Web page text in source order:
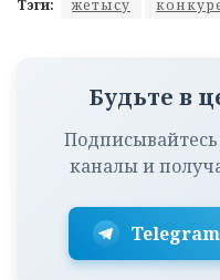
Тэги: жетысу
Будьте в
каналы и
Telegram